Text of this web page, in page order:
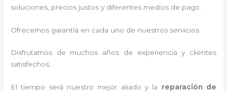
soluciones, precios justos y diferentes medios de pago.
Ofrecemos garantía en cada uno de nuestros servicios.
Disfrutamos de muchos años de experiencia y clientes
satisfechos.
El tiempo será nuestro mejor aliado y la reparación de